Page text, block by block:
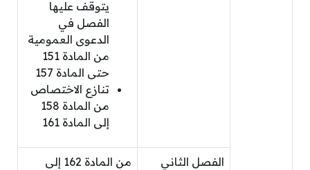
يتوقف عليها
الفصل في
الدعوى العمومية
من المادة 151
حتى المادة 157
تنازع الاختصاص
من المادة 158
إلى المادة 161
الفصل الثاني
من المادة 162 إلى